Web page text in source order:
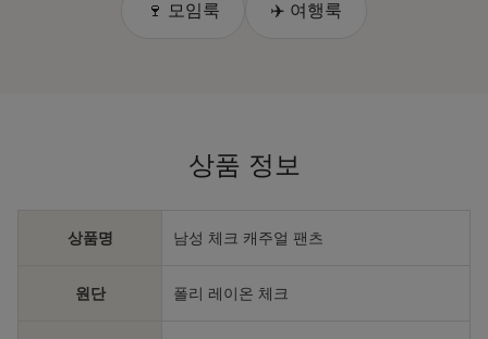
🍷 모임룩 ✈️ 여행룩
상품 정보
상품명 남성 체크 캐주얼 팬츠
원단 폴리 레이온 체크